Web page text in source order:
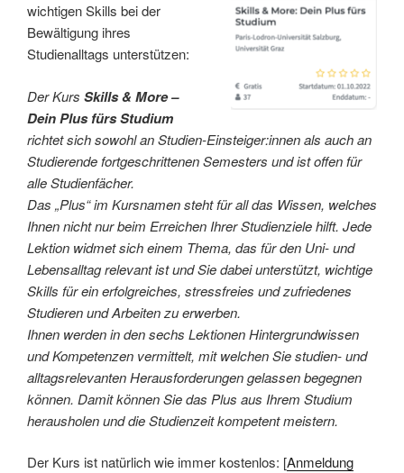
wichtigen Skills bei der
Bewältigung ihres
Studienalltags unterstützen:
Der Kurs Skills & More –
Dein Plus fürs Studium
richtet sich sowohl an Studien-Einsteiger:innen als auch an
Studierende fortgeschrittenen Semesters und ist offen für
alle Studienfächer.
Das „Plus“ im Kursnamen steht für all das Wissen, welches
Ihnen nicht nur beim Erreichen Ihrer Studienziele hilft. Jede
Lektion widmet sich einem Thema, das für den Uni- und
Lebensalltag relevant ist und Sie dabei unterstützt, wichtige
Skills für ein erfolgreiches, stressfreies und zufriedenes
Studieren und Arbeiten zu erwerben.
Ihnen werden in den sechs Lektionen Hintergrundwissen
und Kompetenzen vermittelt, mit welchen Sie studien- und
alltagsrelevanten Herausforderungen gelassen begegnen
können. Damit können Sie das Plus aus Ihrem Studium
herausholen und die Studienzeit kompetent meistern.
Der Kurs ist natürlich wie immer kostenlos: [Anmeldung